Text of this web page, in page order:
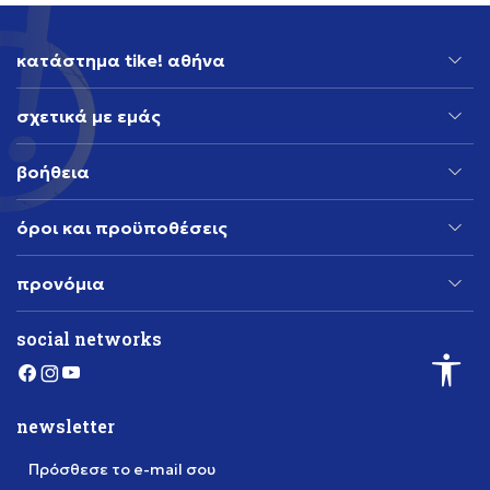
κατάστημα tike! αθήνα
σχετικά με εμάς
βοήθεια
όροι και προϋποθέσεις
προνόμια
social networks
newsletter
Πρόσθεσε το e-mail σου